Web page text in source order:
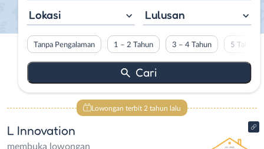
Lokasi Lulusan
Tanpa Pengalaman 1 – 2 Tahun 3 – 4 Tahun 5 Tahun
Lowongan terbit 2 tahun lalu
L Innovation
membuka lowongan